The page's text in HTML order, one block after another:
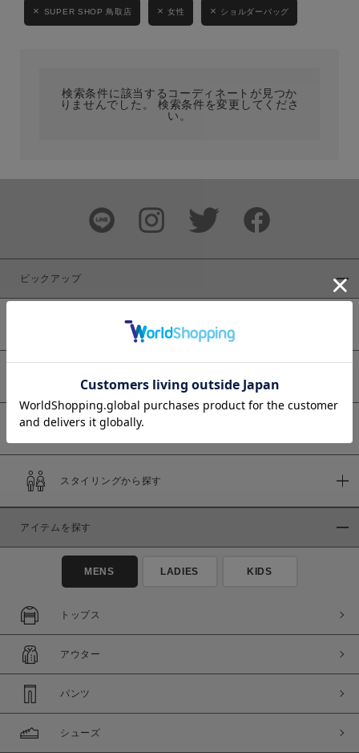
ブランド
商品タイプ
通常商品
セール価格
在庫
在庫あり
SUPER SHOP 鳥取店 女性 ショルダーバッグ
検索条件に該当するコーディネートが見つか
りませんでした。 検索条件を変更してくださ
い。
ピックアップ
予約商品
スタイリングから探す
アイテムを探す
MENS LADIES KIDS
トップス
アウター
パンツ
シューズ